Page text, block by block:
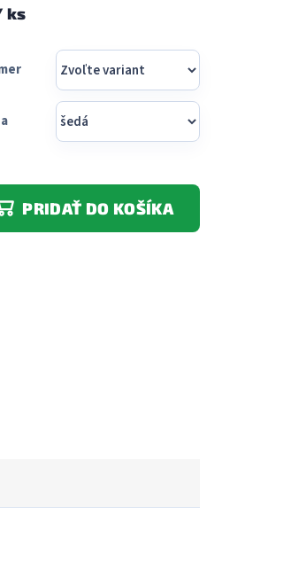
ks
PRIDAŤ DO KOŠÍKA